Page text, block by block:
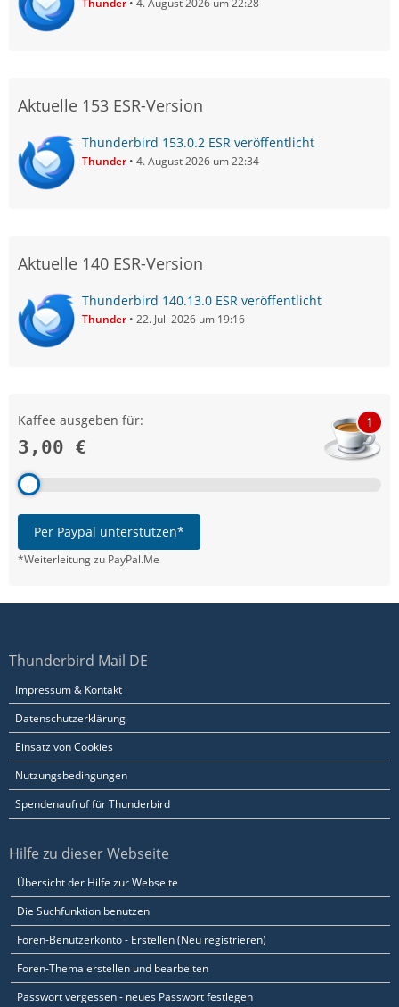
Thunder 4. August 2026 um 22:28
Aktuelle 153 ESR-Version
Thunderbird 153.0.2 ESR veröffentlicht
Thunder 4. August 2026 um 22:34
Aktuelle 140 ESR-Version
Thunderbird 140.13.0 ESR veröffentlicht
Thunder 22. Juli 2026 um 19:16
Kaffee ausgeben für:
3,00 €
1
Per Paypal unterstützen*
*Weiterleitung zu PayPal.Me
Thunderbird Mail DE
Impressum & Kontakt
Datenschutzerklärung
Einsatz von Cookies
Nutzungsbedingungen
Spendenaufruf für Thunderbird
Hilfe zu dieser Webseite
Übersicht der Hilfe zur Webseite
Die Suchfunktion benutzen
Foren-Benutzerkonto - Erstellen (Neu registrieren)
Foren-Thema erstellen und bearbeiten
Passwort vergessen - neues Passwort festlegen